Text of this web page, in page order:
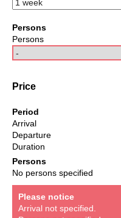
Persons
Persons
Price
Period
Arrival
Departure
Duration
Persons
No persons specified
Please notice
Arrival not specified.